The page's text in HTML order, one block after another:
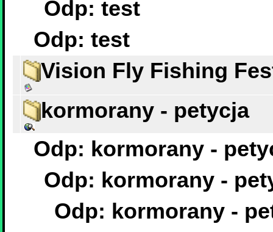
Odp: test
Odp: test
Vision Fly Fishing
kormorany - petycja
Odp: kormorany -
Odp: kormorany -
Odp: kormorany -